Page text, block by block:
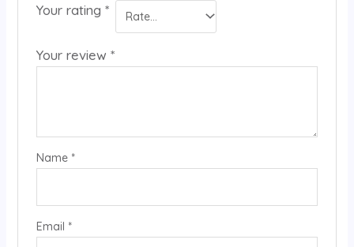
Your rating *
Your review *
Name *
Email *